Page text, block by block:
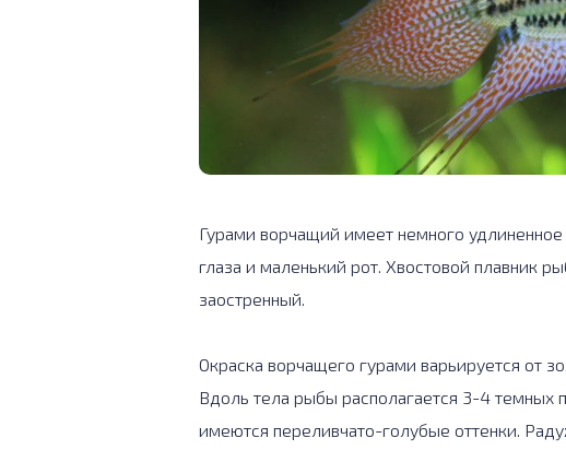
Гурами ворчащий имеет немного
глаза и маленький рот. Хвостовой плавник
заостренный.
Окраска ворчащего гурами варьируется от
Вдоль тела рыбы располагается 3-4 темных
имеются переливчато-голубые оттенки.